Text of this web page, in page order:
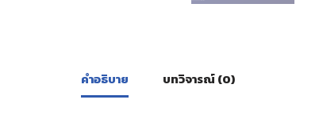
คำอธิบาย บทวิจารณ์ (0)